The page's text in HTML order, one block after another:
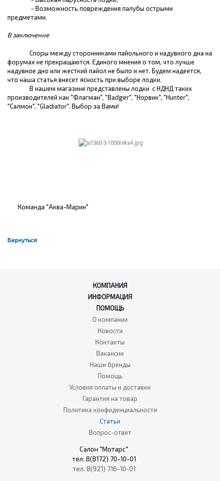
- Возможность повреждения палубы острыми
предметами.
В заключение
Споры между сторонниками пайольного и надувного дна на
форумах не прекращаются. Единого мнения о том, что лучше
надувное дно или жесткий пайол не было и нет. Будем надеется,
что наша статья внесет ясность при выборе лодки.
В нашем магазине представлены лодки с НДНД таких
производителей как "Флагман", "Badger", "Норвик", "Hunter",
"Салмон", "Gladiator". Выбор за Вами!
Команда "Аква-Марин"
Вернуться
КОМПАНИЯ
ИНФОРМАЦИЯ
ПОМОЩЬ
О компании
Новости
Контакты
Вакансии
Наши бренды
Помощь
Условия оплаты и доставки
Гарантия на товар
Политика конфиденциальности
Статьи
Вопрос-ответ
Салон "Мотарс"
тел. 8(8172) 70-10-01
тел. 8(921) 716-10-01